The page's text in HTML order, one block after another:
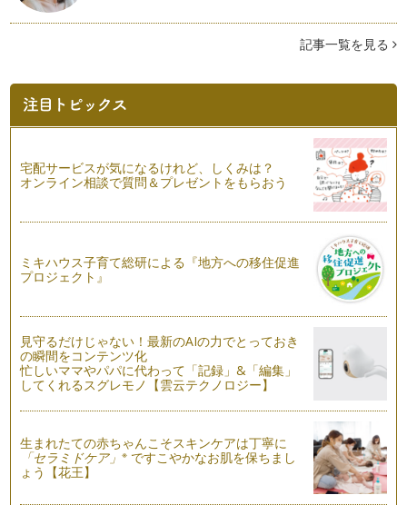
子どもの話を聞けないとき
親子のコミュニケーションは、子どもの成長に欠かせません。
マンディ（水浴び）と水遊びの夏！
いよいよ夏本番。今年の夏、みなさんはどんな風に過ごされま
すか？ …
手作りカルピス風ドリンク＆チーズで雨の日も楽しく
梅雨の候、みなさんはいかがお過ごしですか？ 朝晩の気温差
メディアによると、最近「朝活」がブームだとか。「朝活」と
は、朝の時間を活用して自分磨きをす…
2012年5月21日。日本列島がエキサイトした金環日食の日。皆
さんもご覧になられましたか&…
東日本で金環日食！
すでに多くのニュース等で取り上げられていますが、来週5月
21日（月）は、関東地方を中心とし…
つくばの研究機関、一般公開の日をレポート！
今年も科学技術週間の季節がやってきました。毎年、この季節
はどきどきわくわく！日本一、研究所…
記事一覧を見る
宅配サービスが気になるけれど、しくみは？
オンライン相談で質問＆プレゼントをもらおう
ミキハウス子育て総研による『地方への移住促進
プロジェクト』
見守るだけじゃない！最新のAIの力でとっておき
の瞬間をコンテンツ化
忙しいママやパパに代わって「記録」&「編集」
してくれるスグレモノ【雲云テクノロジー】
生まれたての赤ちゃんこそスキンケアは丁寧に
「セラミドケア」※ ですこやかなお肌を保ちまし
ょう【花王】